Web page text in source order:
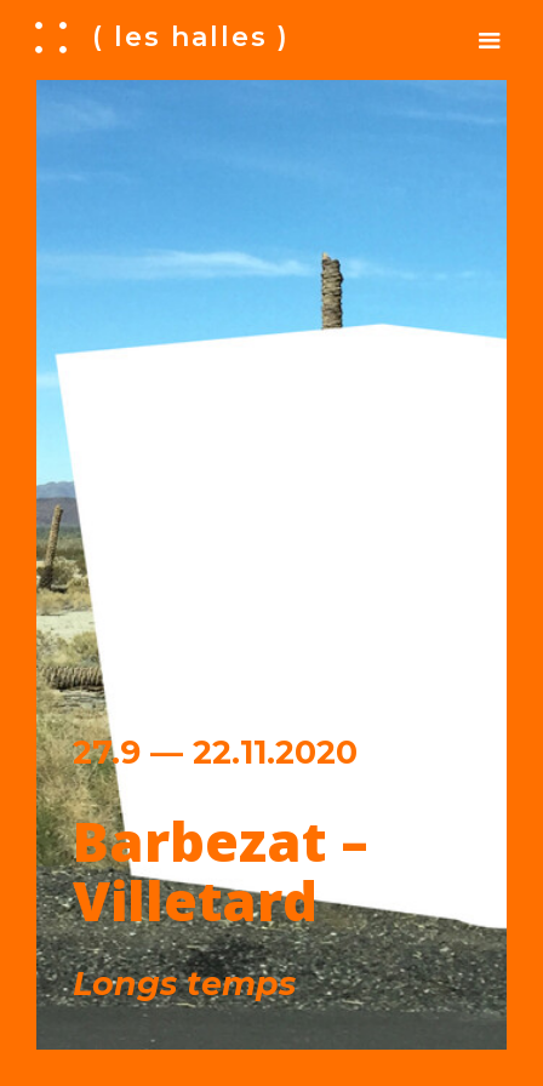
A ( les halles )
27.9 — 22.11.2020
Barbezat –
Villetard
Longs temps